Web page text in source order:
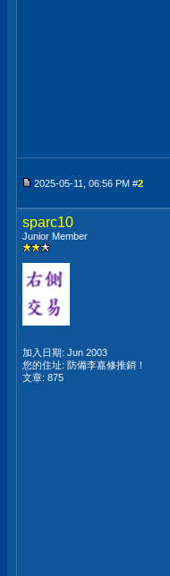
2025-05-11, 06:56 PM #2
sparc10
Junior Member
加入日期: Jun 2003
您的住址: 防備李嘉修推銷！
文章: 875